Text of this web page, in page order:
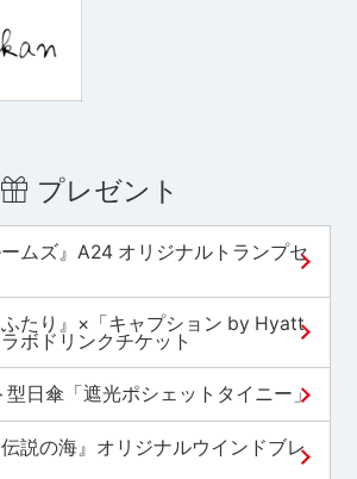
プレゼント
ムズ』A24 オリジナルトランプセ
たり』×「キャプション by Hyatt
ボドリンクチケット
日傘「遮光ポシェットタイニー」
説の海』オリジナルウインドブレ